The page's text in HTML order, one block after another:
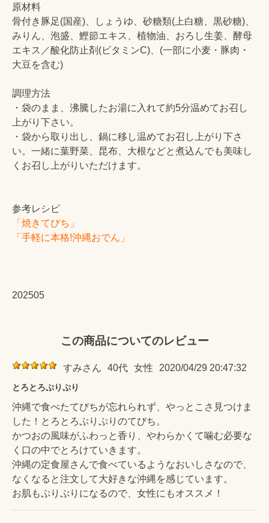
原材料
骨付き豚足(国産)、しょうゆ、砂糖類(上白糖、黒砂糖)、
みりん、泡盛、鰹節エキス、植物油、おろし生姜、酵母
エキス／酸化防止剤(ビタミンC)、(一部に小麦・豚肉・
大豆を含む)
調理方法
・袋のまま、沸騰したお湯に入れて約5分温めてお召し
上がり下さい。
・袋から取り出し、鍋に移し温めてお召し上がり下さ
い。一緒に葉野菜、昆布、大根などと煮込んでも美味し
くお召し上がりいただけます。
参考レシピ
「焼きてびち」
「手軽に本格!沖縄おでん」
202505
この商品についてのレビュー
すみさん 40代 女性 2020/04/29 20:47:32
とろとろぷりぷり
沖縄で食べたてびちが忘れられず、やっとこさ見つけま
した！とろとろぷりぷりのてびち。
かつおの風味がふわっと香り、やわらかくて噛む必要な
く口の中でとろけていきます。
沖縄の定食屋さんで食べているようなおいしさなので、
なくなると注文して大好きな沖縄を感じています。
お肌もぷりぷりになるので、女性にもオススメ！